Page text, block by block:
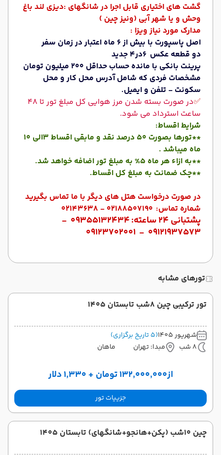
گشت های اختیاری قابل اجرا در شانگهای :دیزی لند باغ
وحش و یا شهر آبی (ونیز چین )
مدارک مورد نیاز ویزا :
اصل پاسپورت با بیش از 6 ماه اعتبار در زمان سفر
دو قطعه عکس 6در4 جدید
پرینت بانکی با مانده حساب حداقل 200 میلیون تومان
مشخصات فردی که شامل آدرس محل کار و محل
سکونت - تلفن و ایمیل.
✅
در صورت بسته شدن مرز هوایی کل مبلغ تور تا 48
ساعت استرداد می شود.
شرایط اقساط:
**تورها بصورت 50 درصد نقد و مابقی اقساط 3الی 10
ماه میباشد .
**به ازاء هر ماه 5% به مبلغ تور اضافه خواهد شد.
**چک ضمانت به مبلغ کل اقساط.
در صورت درخواست هتل های دیگر با ما تماس بگیرید
شماره تماس: 02188507190 - 02143638
پشتبانی 24 ساعته :
09355132434 -
09121937573 - 09123702001
تورهای مشابه
تور ترکیبی چین 8شب تابستان 1405
شهریور 1405
(5 تاریخ برگزاری)
8 شب
مبدا: تهران ماهان
از۱۳۲٬۰۰۰٬۰۰۰ تومان + ۱٬۳۳۰ دلار
جزییات تور
چین 10شب (پکن+هانجو+شانگهای) تابستان 1405